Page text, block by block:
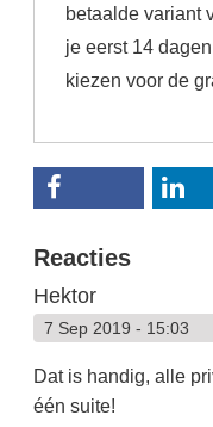
betaalde variant
je eerst 14
kiezen voor de
Reacties
Hektor
7 Sep 2019 - 15:03
Dat is handig, alle
één suite!